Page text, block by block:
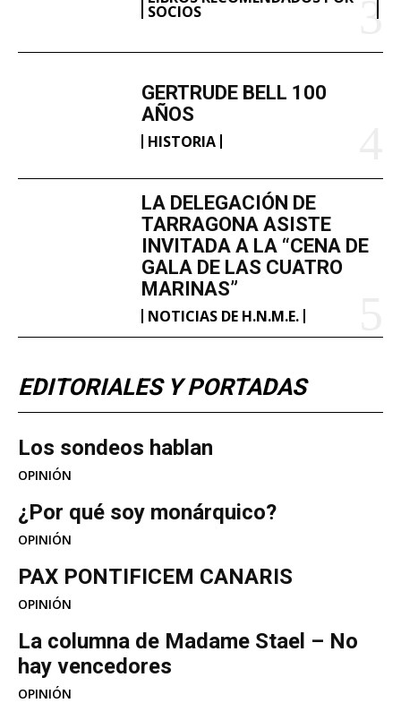
SOCIOS
GERTRUDE BELL 100
AÑOS
HISTORIA
LA DELEGACIÓN DE
TARRAGONA ASISTE
INVITADA A LA “CENA DE
GALA DE LAS CUATRO
MARINAS”
NOTICIAS DE H.N.M.E.
EDITORIALES Y PORTADAS
Los sondeos hablan
OPINIÓN
¿Por qué soy monárquico?
OPINIÓN
PAX PONTIFICEM CANARIS
OPINIÓN
La columna de Madame Stael – No
hay vencedores
OPINIÓN